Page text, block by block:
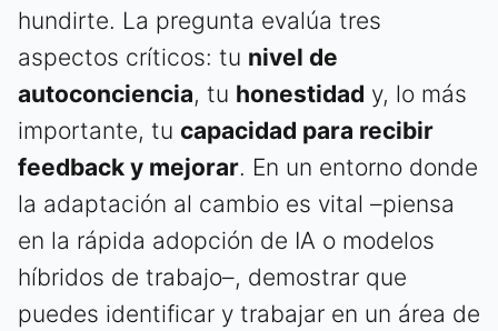
hundirte. La pregunta evalúa tres
aspectos críticos: tu nivel de
autoconciencia, tu honestidad y, lo más
importante, tu capacidad para recibir
feedback y mejorar. En un entorno donde
la adaptación al cambio es vital –piensa
en la rápida adopción de IA o modelos
híbridos de trabajo–, demostrar que
puedes identificar y trabajar en un área de